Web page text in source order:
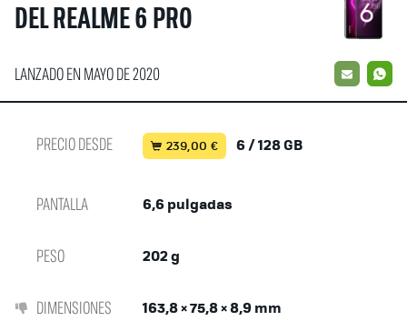
DEL REALME 6 PRO
LANZADO EN MAYO DE 2020 EMAIL
PRECIO DESDE 239,00 € 6 / 128 GB
PANTALLA 6,6 pulgadas
PESO 202 g
DIMENSIONES 163,8 × 75,8 × 8,9 mm